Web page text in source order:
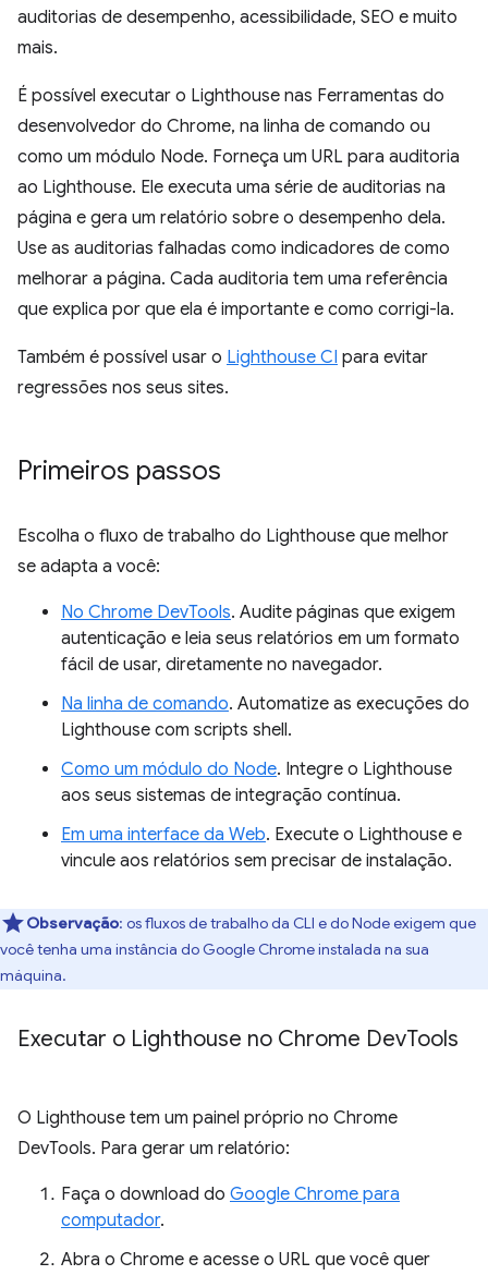
auditorias de desempenho, acessibilidade, SEO e muito
mais.
É possível executar o Lighthouse nas Ferramentas do
desenvolvedor do Chrome, na linha de comando ou
como um módulo Node. Forneça um URL para auditoria
ao Lighthouse. Ele executa uma série de auditorias na
página e gera um relatório sobre o desempenho dela.
Use as auditorias falhadas como indicadores de como
melhorar a página. Cada auditoria tem uma referência
que explica por que ela é importante e como corrigi-la.
Também é possível usar o Lighthouse CI para evitar
regressões nos seus sites.
Primeiros passos
Escolha o fluxo de trabalho do Lighthouse que melhor
se adapta a você:
No Chrome DevTools. Audite páginas que exigem
autenticação e leia seus relatórios em um formato
fácil de usar, diretamente no navegador.
Na linha de comando. Automatize as execuções do
Lighthouse com scripts shell.
Como um módulo do Node. Integre o Lighthouse
aos seus sistemas de integração contínua.
Em uma interface da Web. Execute o Lighthouse e
vincule aos relatórios sem precisar de instalação.
Observação: os fluxos de trabalho da CLI e do Node exigem que
você tenha uma instância do Google Chrome instalada na sua
máquina.
Executar o Lighthouse no Chrome DevTools
O Lighthouse tem um painel próprio no Chrome
DevTools. Para gerar um relatório:
Faça o download do Google Chrome para
computador.
Abra o Chrome e acesse o URL que você quer